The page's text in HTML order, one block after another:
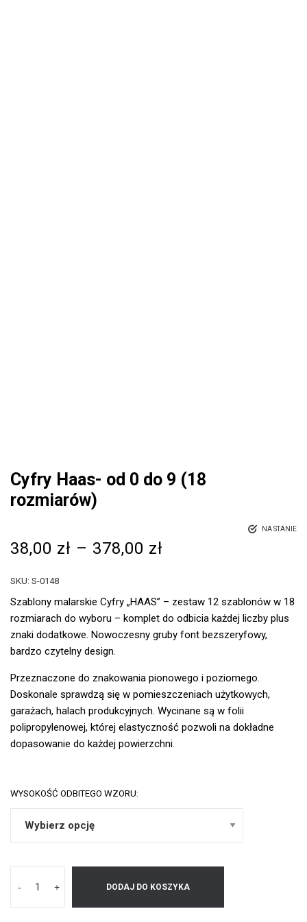
Cyfry Haas- od 0 do 9 (18
rozmiarów)
NA STANIE
38,00 zł – 378,00 zł
SKU: S-0148
Szablony malarskie Cyfry „HAAS” – zestaw 12 szablonów w 18
rozmiarach do wyboru – komplet do odbicia każdej liczby plus
znaki dodatkowe. Nowoczesny gruby font bezszeryfowy,
bardzo czytelny design.
Przeznaczone do znakowania pionowego i poziomego.
Doskonale sprawdzą się w pomieszczeniach użytkowych,
garażach, halach produkcyjnych. Wycinane są w folii
polipropylenowej, której elastyczność pozwoli na dokładne
dopasowanie do każdej powierzchni.
WYSOKOŚĆ ODBITEGO WZORU:
- + DODAJ DO KOSZYKA